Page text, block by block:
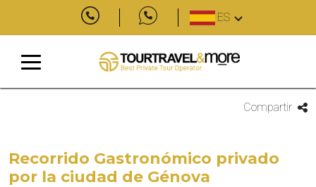
ES
Compartir
Recorrido Gastronómico privado
por la ciudad de Génova